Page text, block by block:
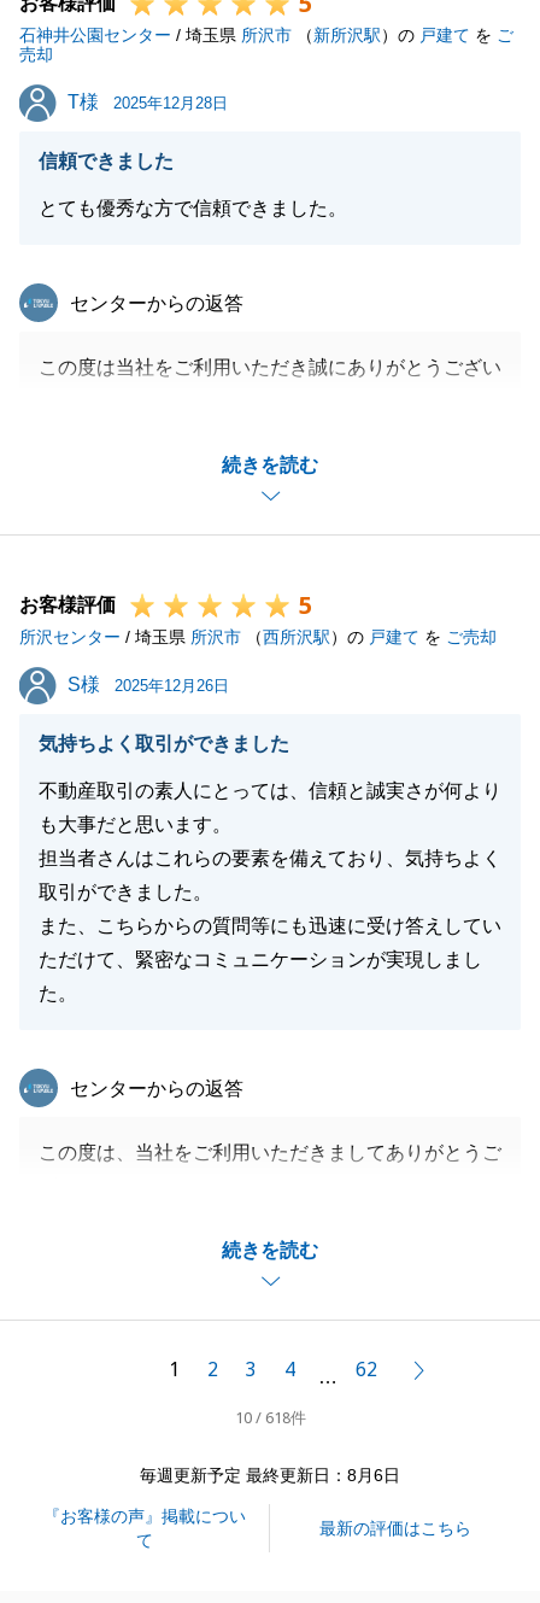
引き続きよろしくお願い申し上げます。
石神井公園センター / 埼玉県 所沢市 （新所沢駅）の 戸建て を ご
売却
T様
T様 2025年12月28日
信頼できました
とても優秀な方で信頼できました。
続きを読む
東急リバブル
センターからの返答
この度は当社をご利用いただき誠にありがとうござい
また、今後もご相談等ございましたらいつでもご連絡
をお待ちしております。
お客様評価 5
所沢センター / 埼玉県 所沢市 （西所沢駅）の 戸建て を ご売却
S様
S様 2025年12月26日
気持ちよく取引ができました
不動産取引の素人にとっては、信頼と誠実さが何より
も大事だと思います。
担当者さんはこれらの要素を備えており、気持ちよく
取引ができました。
また、こちらからの質問等にも迅速に受け答えしてい
ただけて、緊密なコミュニケーションが実現しまし
た。
続きを読む
東急リバブル
センターからの返答
この度は、当社をご利用いただきましてありがとうご
ご対応頂き、非常にスムーズにお手続きが出来まし
こちらこそ、感謝の気持ちで一杯でございます。
ばと思います。この度はありがとうございました。
1 2 3 4 … 62
10 / 618件
毎週更新予定 最終更新日：8月6日
『お客様の声』掲載につい
て
最新の評価はこちら